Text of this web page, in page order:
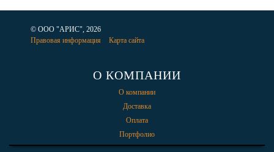
© ООО "АРИС", 2026
Правовая информация
Карта сайта
О КОМПАНИИ
О компании
Доставка
Оплата
Портфолио